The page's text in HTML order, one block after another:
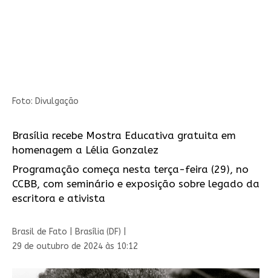
Foto: Divulgação
Brasília recebe Mostra Educativa gratuita em
homenagem a Lélia Gonzalez
Programação começa nesta terça-feira (29), no
CCBB, com seminário e exposição sobre legado da
escritora e ativista
Brasil de Fato | Brasília (DF) |
29 de outubro de 2024 às 10:12